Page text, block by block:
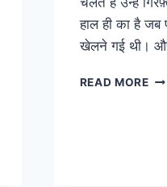
हाल ही का है जब
खेलने गई थी।
READ MORE